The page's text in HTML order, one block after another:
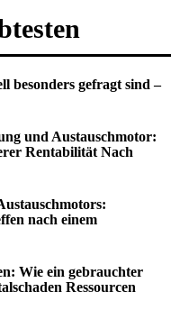
besonders gefragt sind –
und Austauschmotor:
Rentabilität Nach
nach einem
Wie ein gebrauchter
Ressourcen